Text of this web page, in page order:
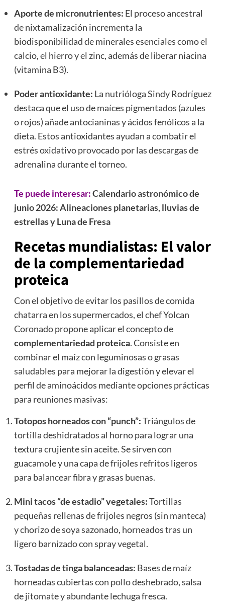
Aporte de micronutrientes: El proceso ancestral
de nixtamalización incrementa la
biodisponibilidad de minerales esenciales como el
calcio, el hierro y el zinc, además de liberar niacina
(vitamina B3).
Poder antioxidante: La nutrióloga Sindy Rodríguez
destaca que el uso de maíces pigmentados (azules
o rojos) añade antocianinas y ácidos fenólicos a la
dieta. Estos antioxidantes ayudan a combatir el
estrés oxidativo provocado por las descargas de
adrenalina durante el torneo.
Te puede interesar:Calendario astronómico de
junio 2026: Alineaciones planetarias, lluvias de
estrellas y Luna de Fresa
Recetas mundialistas: El valor
de la complementariedad
proteica
Con el objetivo de evitar los pasillos de comida
chatarra en los supermercados, el chef Yolcan
Coronado propone aplicar el concepto de
complementariedad proteica. Consiste en
combinar el maíz con leguminosas o grasas
saludables para mejorar la digestión y elevar el
perfil de aminoácidos mediante opciones prácticas
para reuniones masivas:
Totopos horneados con “punch”:Triángulos de
tortilla deshidratados al horno para lograr una
textura crujiente sin aceite. Se sirven con
guacamole y una capa de frijoles refritos ligeros
para balancear fibra y grasas buenas.
Mini tacos “de estadio” vegetales:Tortillas
pequeñas rellenas de frijoles negros (sin manteca)
y chorizo de soya sazonado, horneados tras un
ligero barnizado con spray vegetal.
Tostadas de tinga balanceadas: Bases de maíz
horneadas cubiertas con pollo deshebrado, salsa
de jitomate y abundante lechuga fresca.